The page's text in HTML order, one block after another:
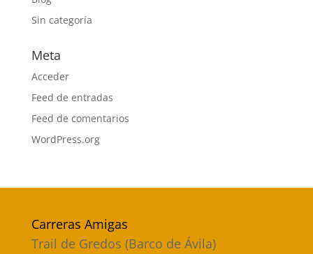
Sin categoría
Meta
Acceder
Feed de entradas
Feed de comentarios
WordPress.org
Carreras Amigas
Trail de Gredos (Barco de Ávila)